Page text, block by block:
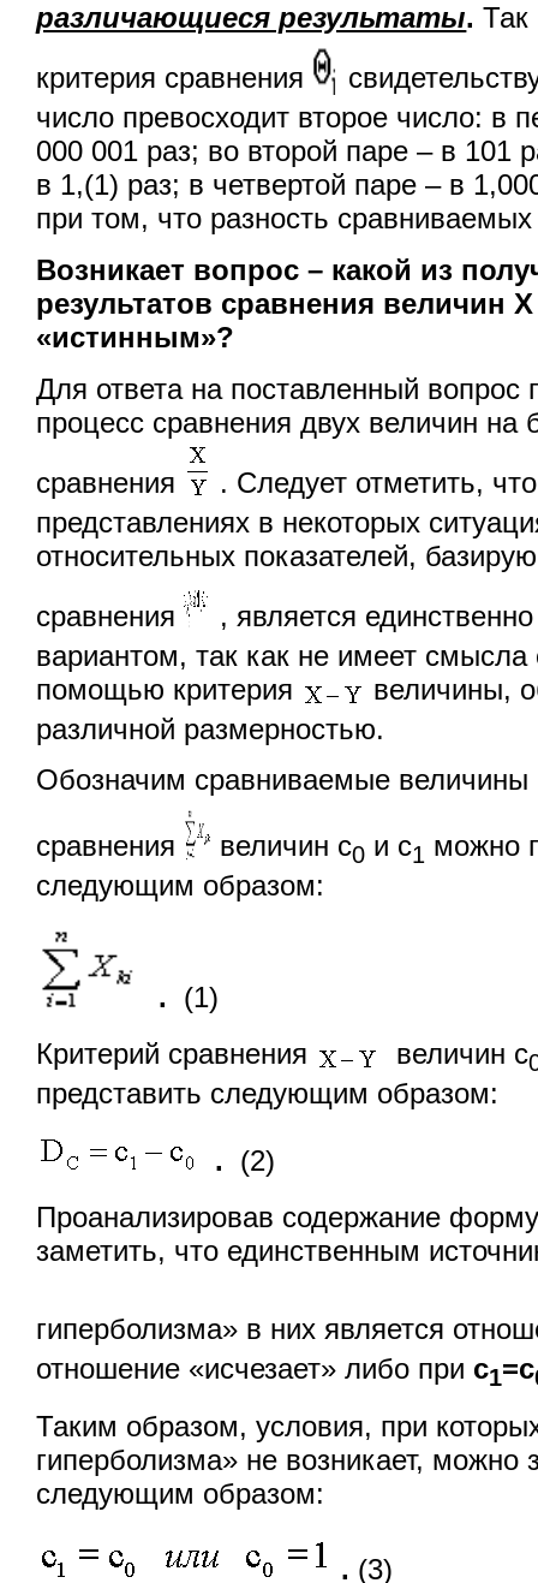
различающиеся результаты. Так
критерия сравнения
число превосходит второе число: в
000 001 раз; во второй паре – в 101
в 1,(1) раз; в четвертой паре – в
при том, что разность
Возникает вопрос – какой из
результатов сравнения величин
«истинным»?
Для ответа на поставленный вопрос
процесс сравнения двух величин на
сравнения
. Следует отметить,
представлениях в некоторых
относительных показателей,
сравнения
, является
вариантом, так как не имеет смысла
помощью критерия
величины,
различной размерностью.
Обозначим сравниваемые величины
сравнения величин с0 и с1 можно
следующим образом:
.
(1)
Критерий сравнения
величин с
представить следующим образом:
.
(2)
Проанализировав содержание
заметить, что единственным
гиперболизма» в них является
отношение «исчезает» либо при с1=с
Таким образом, условия, при
гиперболизма» не возникает, можно
следующим образом:
. (3)